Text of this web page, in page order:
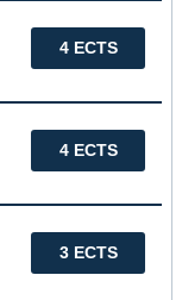
4 ECTS
4 ECTS
3 ECTS